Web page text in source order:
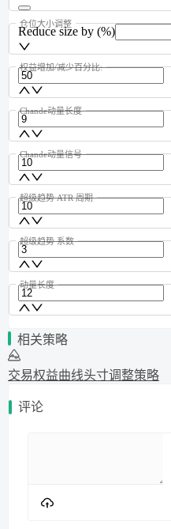
Reduce size by (%)
仓位大小调整
权益增加/减少百分比:
Chande动量长度
Chande动量信号
超级趋势 ATR 周期
超级趋势 系数
动量长度
相关策略
交易权益曲线头寸调整策略
评论